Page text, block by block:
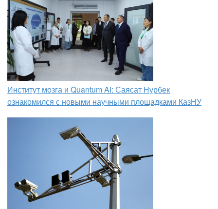
Институт мозга и Quantum AI: Саясат Нурбек
ознакомился с новыми научными площадками КазНУ